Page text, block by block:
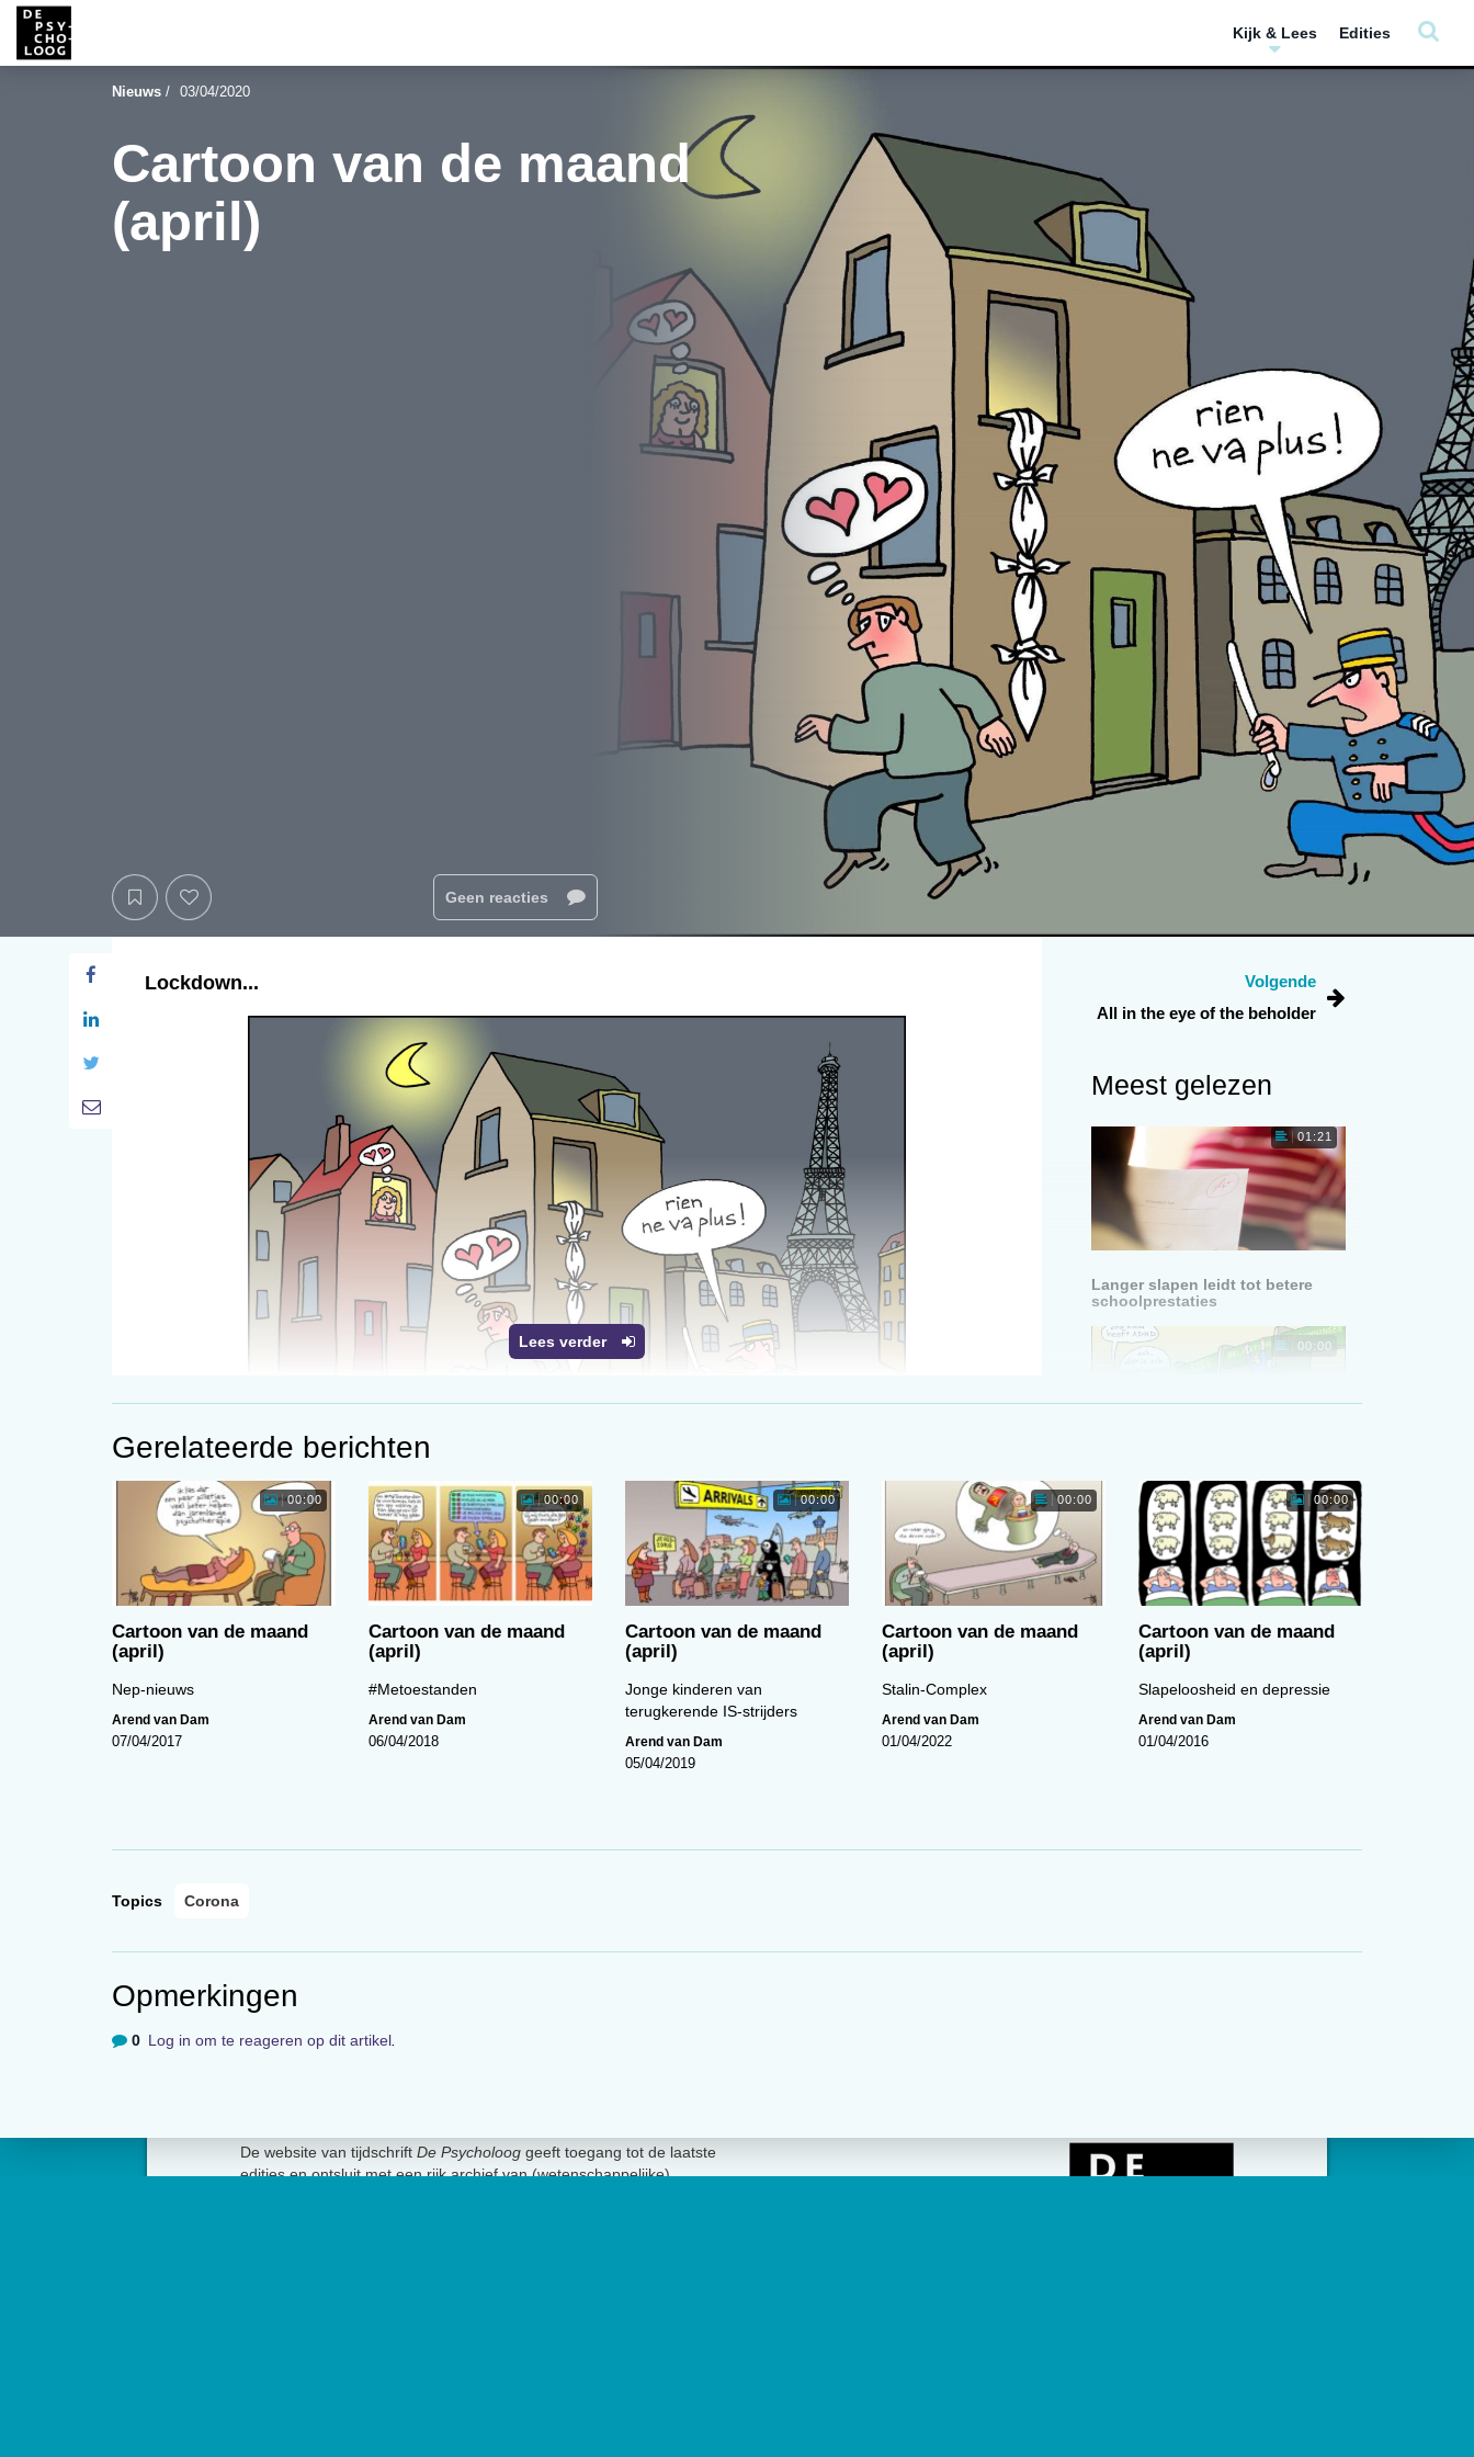
Kijk & Lees Edities
Nieuws / 03/04/2020
Cartoon van de maand
(april)
Geen reacties
Lees verder
Lockdown...
Volgende
All in the eye of the beholder
Meest gelezen
01:21
Langer slapen leidt tot betere
schoolprestaties
00:00
Cartoon van de maand (maart)
01:08
Nieuwsgierigheid alleen niet
Gerelateerde berichten
00:00
Cartoon van de maand
(april)
Nep-nieuws
Arend van Dam
07/04/2017
00:00
Cartoon van de maand
(april)
#Metoestanden
Arend van Dam
06/04/2018
00:00
Cartoon van de maand
(april)
Jonge kinderen van
terugkerende IS-strijders
Arend van Dam
05/04/2019
00:00
Cartoon van de maand
(april)
Stalin-Complex
Arend van Dam
01/04/2022
00:00
Cartoon van de maand
(april)
Slapeloosheid en depressie
Arend van Dam
01/04/2016
Topics Corona
Opmerkingen
0 Log in om te reageren op dit artikel.
De website van tijdschrift De Psycholoog geeft toegang tot de laatste
edities en ontsluit met een rijk archief van (wetenschappelijke)